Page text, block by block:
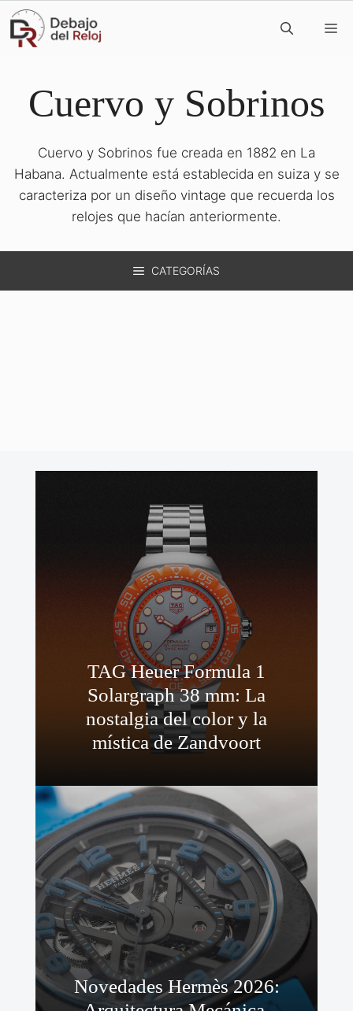
Saltar
contenido
Cuervo y Sobrinos
Cuervo y Sobrinos fue creada en 1882 en La
Habana. Actualmente está establecida en suiza y se
caracteriza por un diseño vintage que recuerda los
relojes que hacían anteriormente.
CATEGORÍAS
TAG Heuer Formula 1
Solargraph 38 mm: La
nostalgia del color y la
mística de Zandvoort
Novedades Hermès 2026: